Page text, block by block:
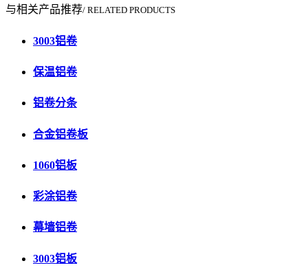
与相关产品推荐/ RELATED PRODUCTS
3003铝卷
保温铝卷
铝卷分条
合金铝卷板
1060铝板
彩涂铝卷
幕墙铝卷
3003铝板